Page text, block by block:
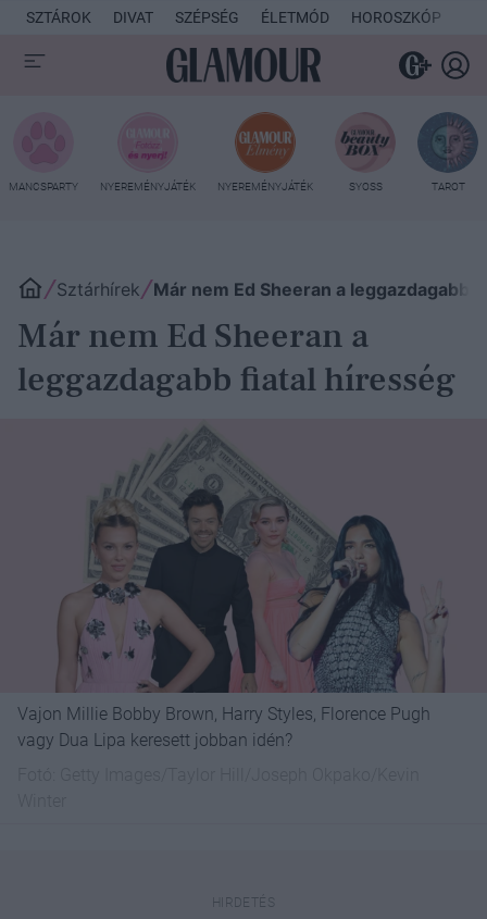
SZTÁROK DIVAT SZÉPSÉG ÉLETMÓD HOROSZKÓP
MANCSPARTY NYEREMÉNYJÁTÉK NYEREMÉNYJÁTÉK SYOSS TAROT
Sztárhírek Már nem Ed Sheeran a leggazdagabb
Már nem Ed Sheeran a
leggazdagabb fiatal híresség
Vajon Millie Bobby Brown, Harry Styles, Florence Pugh
vagy Dua Lipa keresett jobban idén?